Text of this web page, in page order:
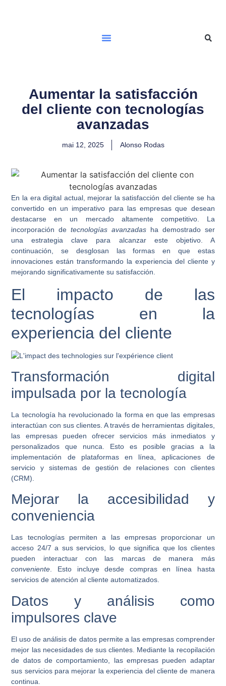
Aumentar la satisfacción
del cliente con tecnologías
avanzadas
mai 12, 2025 Alonso Rodas
En la era digital actual, mejorar lasatisfacción del cliente se ha
convertido en un imperativo para las empresas que desean
destacarse en un mercado altamente competitivo. La
incorporación detecnologías avanzadas ha demostrado ser
una estrategia clave para alcanzar este objetivo. A
continuación, se desglosan las formas en que estas
innovaciones están transformando la experiencia del cliente y
mejorando significativamente su satisfacción.
El impacto de las
tecnologías en la
experiencia del cliente
Transformación digital
impulsada por la tecnología
La tecnología ha revolucionado la forma en que las empresas
interactúan con sus clientes. A través de herramientas digitales,
las empresas pueden ofrecer servicios más inmediatos y
personalizados que nunca. Esto es posible gracias a la
implementación de plataformas en línea, aplicaciones de
servicio y sistemas de gestión de relaciones con clientes
(CRM).
Mejorar la accesibilidad y
conveniencia
Las tecnologías permiten a las empresas proporcionar un
acceso 24/7 a sus servicios, lo que significa que los clientes
pueden interactuar con las marcas de manera más
conveniente. Esto incluye desde compras en línea hasta
servicios de atención al cliente automatizados.
Datos y análisis como
impulsores clave
El uso de análisis de datos permite a las empresas comprender
mejor las necesidades de sus clientes. Mediante la recopilación
de datos de comportamiento, las empresas pueden adaptar
sus servicios para mejorar la experiencia del cliente de manera
continua.